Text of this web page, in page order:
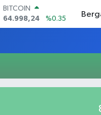
BITCOIN
64.998,24
%0.35
DOLAR
64,4811
%0.38